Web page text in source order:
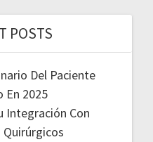
POSTS
Del Paciente
En 2025
Integración Con